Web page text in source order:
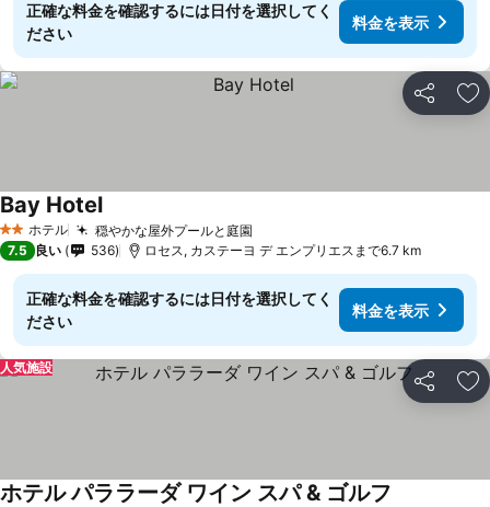
正確な料金を確認するには日付を選択してく
ださい
料金を表示
シェア お
2 ホテルのランク
ホテル 穏やかな屋外プールと庭園
Bay Hotel
7.5 良い 536 ロセス, カステーヨ デ エンプリエスまで6.7 km
正確な料金を確認するには日付を選択してく
ださい
料金を表示
シェア お
人気施設
ホテル パララーダ ワイン スパ & ゴルフ